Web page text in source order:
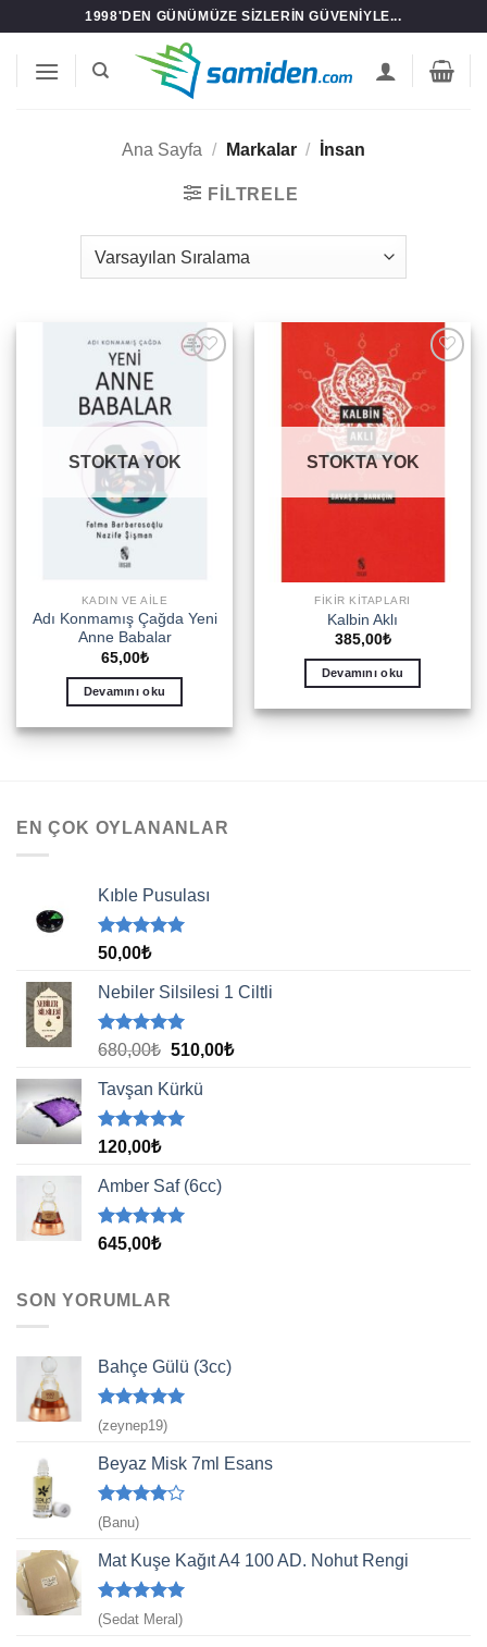
1998'DEN GÜNÜMÜZE SIZLERIN GÜVENIYLE...
Ana Sayfa / Markalar / İnsan
FILTRELE
STOKTA YOK
KADIN VE AILE
Adı Konmamış Çağda Yeni
Anne Babalar
65,00₺
Devamını oku
Add to
STOKTA YOK
FIKIR KITAPLARI
Kalbin Aklı
385,00₺
Devamını oku
EN ÇOK OYLANANLAR
Kıble Pusulası
5 üzerinden
aldı
50,00₺
Nebiler Silsilesi 1 Ciltli
5 üzerinden
aldı
680,00₺ Orijinal
680,00₺.
510,00₺Şu
Tavşan Kürkü
5 üzerinden
aldı
120,00₺
Amber Saf (6cc)
5 üzerinden
645,00₺
SON YORUMLAR
Bahçe Gülü (3cc)
5 üzerinden
5
oy aldı
(zeynep19)
Beyaz Misk 7ml Esans
5
üzerinden
4oy aldı
(Banu)
Mat Kuşe Kağıt A4 100 AD. Nohut Rengi
5 üzerinden
5
(Sedat Meral)